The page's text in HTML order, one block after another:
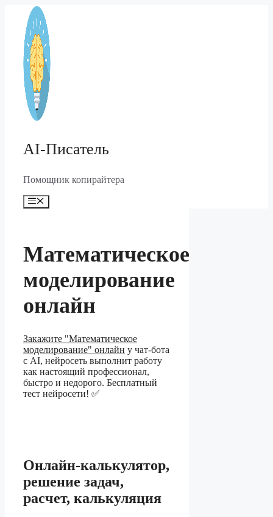
Перейти
содержимому
AI-Писатель
Помощник копирайтера
Меню
Математическое
моделирование
онлайн
Закажите "Математическое
моделирование" онлайн у чат-бота
с AI, нейросеть выполнит работу
как настоящий профессионал,
быстро и недорого. Бесплатный
тест нейросети! ✅
Онлайн-калькулятор,
решение задач,
расчет, калькуляция